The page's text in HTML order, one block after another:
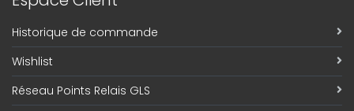
Historique de commande
Wishlist
Réseau Points Relais GLS